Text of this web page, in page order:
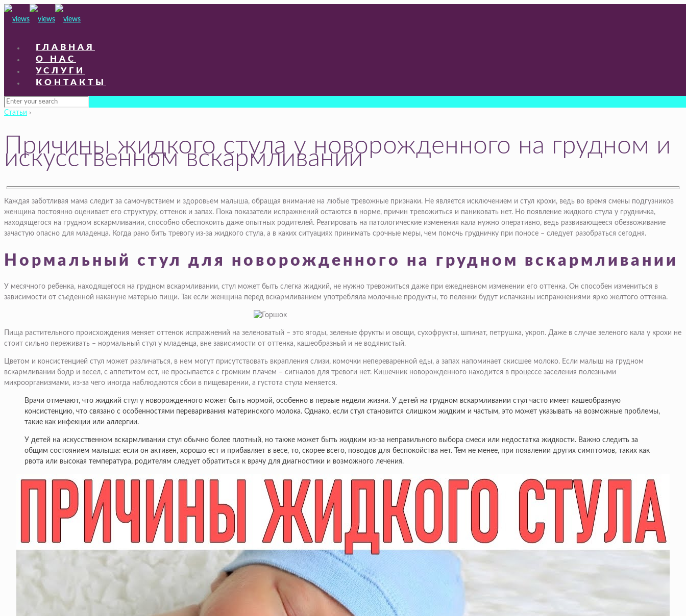
ГЛАВНАЯ
О НАС
УСЛУГИ
КОНТАКТЫ
Статьи ›
Причины жидкого стула у новорожденного на грудном и
искусственном вскармливании
Каждая заботливая мама следит за самочувствием и здоровьем малыша, обращая внимание на любые тревожные признаки. Не является исключением и стул крохи, ведь во время смены подгузников
женщина постоянно оценивает его структуру, оттенок и запах. Пока показатели испражнений остаются в норме, причин тревожиться и паниковать нет. Но появление жидкого стула у грудничка,
находящегося на грудном вскармливании, способно обеспокоить даже опытных родителей. Реагировать на патологические изменения кала нужно оперативно, ведь развивающееся обезвоживание
зачастую опасно для младенца. Когда рано бить тревогу из-за жидкого стула, а в каких ситуациях принимать срочные меры, чем помочь грудничку при поносе – следует разобраться сегодня.
Нормальный стул для новорожденного на грудном вскармливании
У месячного ребенка, находящегося на грудном вскармливании, стул может быть слегка жидкий, не нужно тревожиться даже при ежедневном изменении его оттенка. Он способен измениться в
зависимости от съеденной накануне матерью пищи. Так если женщина перед вскармливанием употребляла молочные продукты, то пеленки будут испачканы испражнениями ярко желтого оттенка.
Пища растительного происхождения меняет оттенок испражнений на зеленоватый – это ягоды, зеленые фрукты и овощи, сухофрукты, шпинат, петрушка, укроп. Даже в случае зеленого кала у крохи не
стоит сильно переживать – нормальный стул у младенца, вне зависимости от оттенка, кашеобразный и не водянистый.
Цветом и консистенцией стул может различаться, в нем могут присутствовать вкрапления слизи, комочки непереваренной еды, а запах напоминает скисшее молоко. Если малыш на грудном
вскармливании бодр и весел, с аппетитом ест, не просыпается с громким плачем – сигналов для тревоги нет. Кишечник новорожденного находится в процессе заселения полезными
микроорганизмами, из-за чего иногда наблюдаются сбои в пищеварении, а густота стула меняется.
Врачи отмечают, что жидкий стул у новорожденного может быть нормой, особенно в первые недели жизни. У детей на грудном вскармливании стул часто имеет кашеобразную
консистенцию, что связано с особенностями переваривания материнского молока. Однако, если стул становится слишком жидким и частым, это может указывать на возможные проблемы,
такие как инфекции или аллергии.
У детей на искусственном вскармливании стул обычно более плотный, но также может быть жидким из-за неправильного выбора смеси или недостатка жидкости. Важно следить за
общим состоянием малыша: если он активен, хорошо ест и прибавляет в весе, то, скорее всего, поводов для беспокойства нет. Тем не менее, при появлении других симптомов, таких как
рвота или высокая температура, родителям следует обратиться к врачу для диагностики и возможного лечения.